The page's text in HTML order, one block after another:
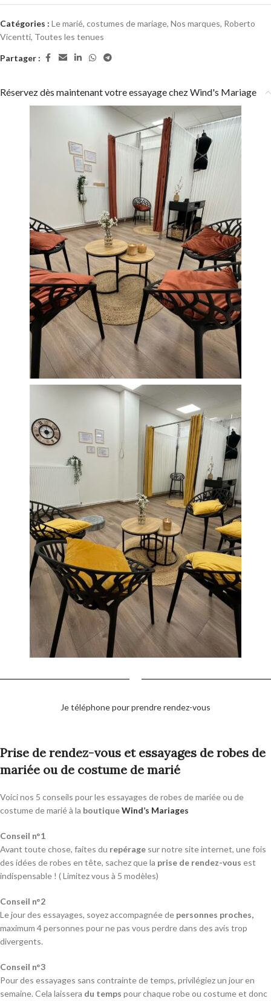
Catégories : Le marié, costumes de mariage, Nos marques, Roberto
Vicentti, Toutes les tenues
Partager :
Réservez dès maintenant votre essayage chez Wind's Mariage
Je téléphone pour prendre rendez-vous
Prise de rendez-vous et essayages de robes de
mariée ou de costume de marié
Voici nos 5 conseils pour les essayages de robes de mariée ou de
costume de marié à la boutiqueWind’s Mariages
Conseil n°1
Avant toute chose, faites du repérage sur notre site internet, une fois
des idées de robes en tête, sachez que la prise de rendez-vous est
indispensable ! ( Limitez vous à 5 modèles)
Conseil n°2
Le jour des essayages, soyez accompagnée de personnes proches,
maximum 4 personnes pour ne pas vous perdre dans des avis trop
divergents.
Conseil n°3
Pour des essayages sans contrainte de temps, privilégiez un jour en
semaine. Cela laissera du temps pour chaque robe ou costume et donc